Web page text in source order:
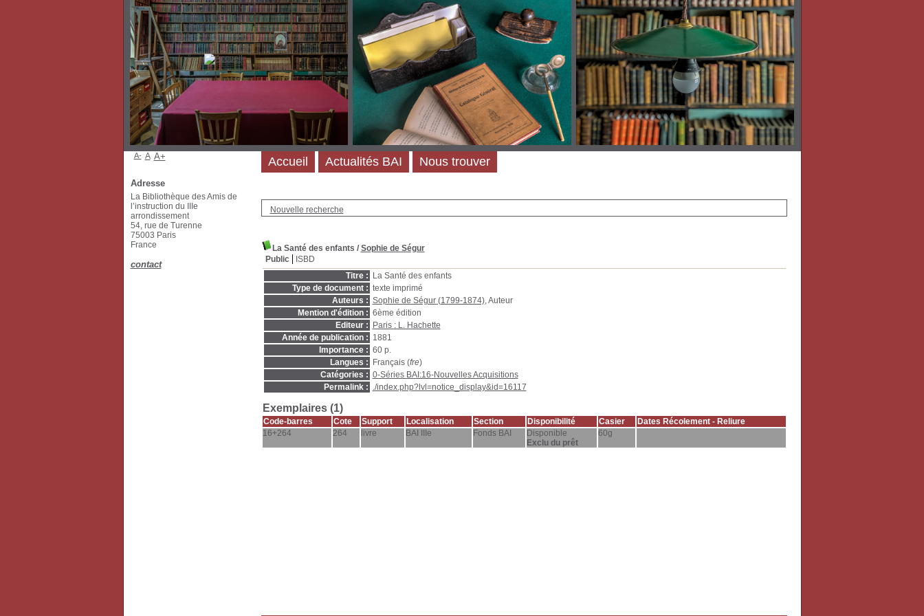
Nouvelle recherche
La Santé des enfants / Sophie de Ségur
Public
ISBD
Titre :
La Santé des enfants
Type de document : texte imprimé
Auteurs : Sophie de Ségur (1799-1874), Auteur
Mention d'édition : 6ème édition
Editeur :
Paris : L. Hachette
Année de publication : 1881
Importance : 60 p.
Langues :
Français (fre)
Catégories : 0-Séries BAI:16-Nouvelles Acquisitions
Permalink : ./index.php?lvl=notice_display&id=16117
Exemplaires (1)
Code-barres Cote Support Localisation Section Disponibilité Casier
Dates Récolement - Reliure
16+264
264 livre BAI IIIe Fonds BAI
Disponible
Exclu du prêt
60g
Accueil Actualités BAI Nous trouver
A- A A+
Adresse
La Bibliothèque des Amis de
l’instruction du IIIe
arrondissement
54, rue de Turenne
75003 Paris
France
contact